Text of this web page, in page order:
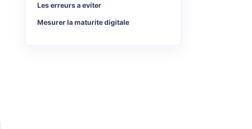
Les erreurs a eviter
Mesurer la maturite digitale